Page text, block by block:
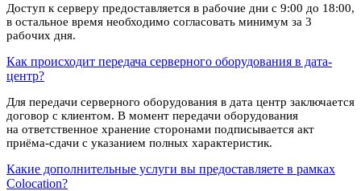
Доступ к серверу предоставляется в рабочие дни с 9:00 до 18:00,
в остальное время необходимо согласовать минимум за 3
рабочих дня.
Как происходит передача серверного оборудования в дата-
центр?
Для передачи серверного оборудования в дата центр заключается
договор с клиентом. В момент передачи оборудования
на ответственное хранение сторонами подписывается акт
приёма-сдачи с указанием полных характеристик.
Какие дополнительные услуги вы предоставляете в рамках
Colocation?